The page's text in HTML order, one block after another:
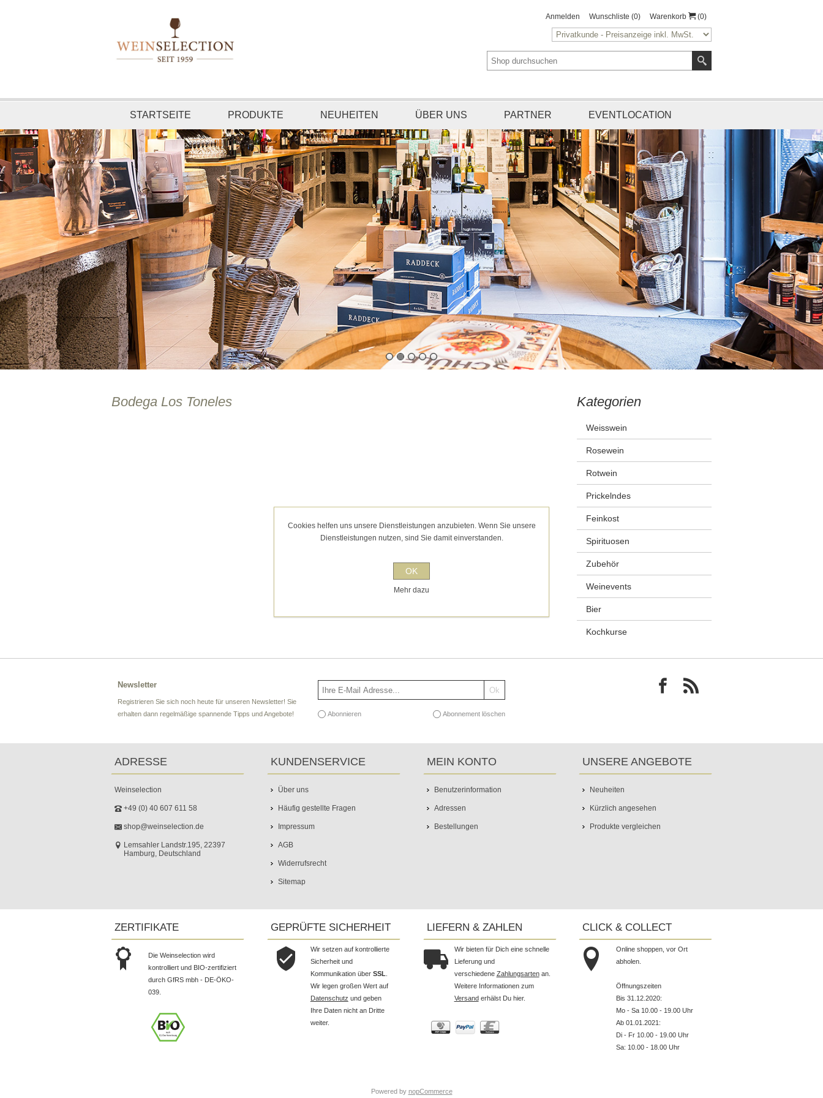
Anmelden Wunschliste (0) Warenkorb (0)
STARTSEITE PRODUKTE NEUHEITEN ÜBER UNS PARTNER EVENTLOCATION
Bodega Los Toneles Kategorien
Weisswein
Rosewein
Rotwein
Prickelndes
Feinkost
Spirituosen
Zubehör
Weinevents
Bier
Kochkurse
Newsletter
Registrieren Sie sich noch heute für unseren Newsletter! Sie
erhalten dann regelmäßige spannende Tipps und Angebote!
Abonnieren Abonnement löschen
ADRESSE
Weinselection
+49 (0) 40 607 611 58
shop@weinselection.de
Lemsahler Landstr.195, 22397
Hamburg, Deutschland
KUNDENSERVICE
Über uns
Häufig gestellte Fragen
Impressum
AGB
Widerrufsrecht
Sitemap
MEIN KONTO
Benutzerinformation
Adressen
Bestellungen
UNSERE ANGEBOTE
Neuheiten
Kürzlich angesehen
Produkte vergleichen
ZERTIFIKATE
Die Weinselection wird
kontrolliert und BIO-zertifiziert
durch GfRS mbh - DE-ÖKO-
039.
GEPRÜFTE SICHERHEIT
Wir setzen auf kontrollierte
Sicherheit und
Kommunikation über SSL
Wir legen großen Wert auf
Datenschutz und geben
Ihre Daten nicht an Dritte
weiter.
LIEFERN & ZAHLEN
Wir bieten für Dich eine schnelle
Lieferung und
verschiedene Zahlungsartenan.
Weitere Informationen zum
Versanderhälst Du hier.
CLICK & COLLECT
Online shoppen, vor Ort
abholen.
Öffnungszeiten
Bis 31.12.2020:
Mo - Sa 10.00 - 19.00 Uhr
Ab 01.01.2021:
Di - Fr 10.00 - 19.00 Uhr
Sa: 10.00 - 18.00 Uhr
Powered by nopCommerce
Cookies helfen uns unsere Dienstleistungen anzubieten. Wenn Sie unsere
Dienstleistungen nutzen, sind Sie damit einverstanden.
OK
Mehr dazu